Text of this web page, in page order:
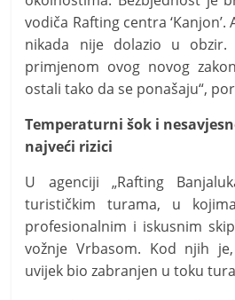
vodiča Rafting centra
nikada nije dolazio u
primjenom ovog novog
ostali tako da se ponašaju“,
​Temperaturni šok i
najveći rizici
​U agenciji „Rafting
turističkim turama, u
profesionalnim i iskusnim
vožnje Vrbasom. Kod njih
uvijek bio zabranjen u toku